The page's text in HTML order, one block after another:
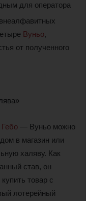
для оператора
Вуньо,
от полученного
Гебо — Вуньо можно
в магазин или
халяву. Как
став, он
товар с
лотерейный